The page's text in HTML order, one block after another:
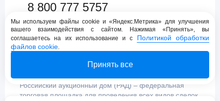
8 800 777 5757
support@lot-online.ru
Техническая поддержка
Российский аукционный дом (РАД) – федеральная
торговая площадка для проведения всех видов сделок
Мы используем файлы cookie и «Яндекс.Метрика» для улучшения
вашего взаимодействия с сайтом. Нажимая «Принять», вы
соглашаетесь на их использование и с Политикой обработки
файлов cookie.
Принять все